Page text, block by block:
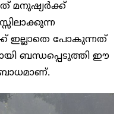
മനുഷ്യർക്ക്
ഇല്ലാതെ പോകുന്നത്
ബന്ധപ്പെടുത്തി ഈ